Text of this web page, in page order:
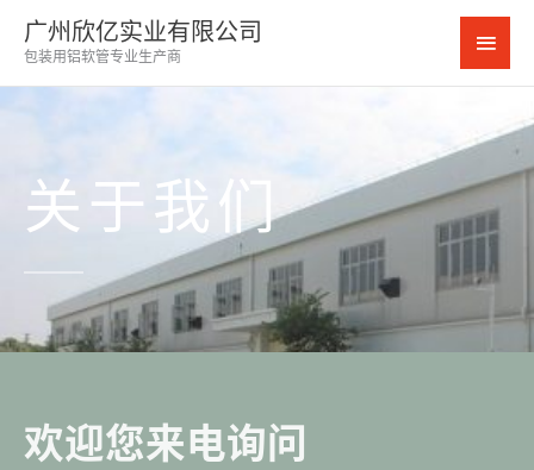
容
广州欣亿实业有限公司
包装用铝软管专业生产商
主
菜
关于我们
欢迎您来电询问